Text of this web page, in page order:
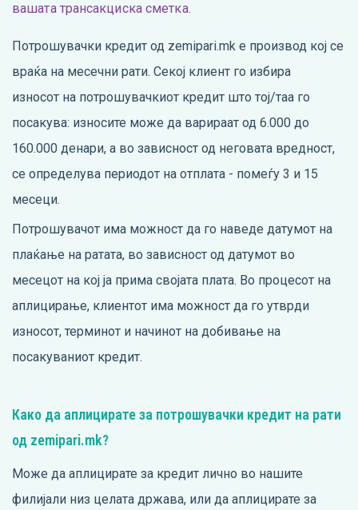
вашата трансакциска сметка.
Потрошувачки кредит од zemipari.mk е производ кој се
враќа на месечни рати. Секој клиент го избира
износот на потрошувачкиот кредит што тој/таа го
посакува: износите може да варираат од 6.000 до
160.000 денари, а во зависност од неговата вредност,
се определува периодот на отплата - помеѓу 3 и 15
месеци.
Потрошувачот има можност да го наведе датумот на
плаќање на ратата, во зависност од датумот во
месецот на кој ја прима својата плата. Во процесот на
аплицирање, клиентот има можност да го утврди
износот, терминот и начинот на добивање на
посакуваниот кредит.
Како да аплицирате за потрошувачки кредит на рати
од zemipari.mk?
Може да аплицирате за кредит лично во нашите
филијали низ целата држава, или да аплицирате за